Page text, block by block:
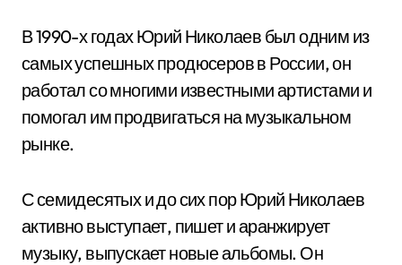
В 1990-х годах Юрий Николаев был одним из
самых успешных продюсеров в России, он
работал со многими известными артистами и
помогал им продвигаться на музыкальном
рынке.
С семидесятых и до сих пор Юрий Николаев
активно выступает, пишет и аранжирует
музыку, выпускает новые альбомы. Он